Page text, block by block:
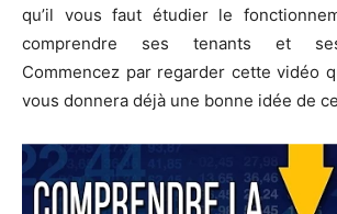
qu’il vous faut étudier le
comprendre ses tenants et ses
Commencez par regarder cette vidéo
vous donnera déjà une bonne idée de